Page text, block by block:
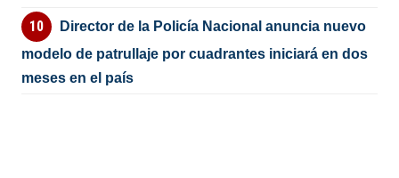
Director de la Policía Nacional anuncia nuevo
modelo de patrullaje por cuadrantes iniciará en dos
meses en el país